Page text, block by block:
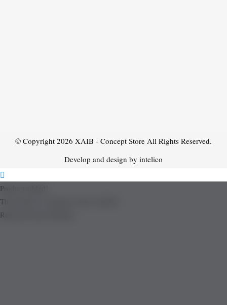
© Copyright 2026 XAIB - Concept Store All Rights Reserved.
Develop and design by intelico
Product added!
The product is already in the wishlist!
Removed from Wishlist